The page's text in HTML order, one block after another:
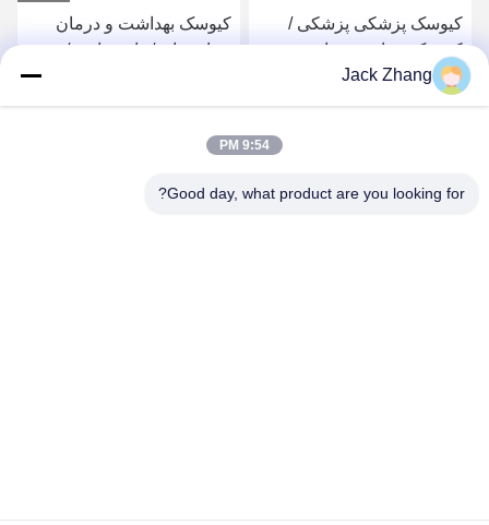
کیوسک پزشکی پزشکی /
کیوسک بهداشتی برای
بیمارستان ، کیوسک سلف
سرویس توسط LKS
بهترین قیمت را دریافت کنید
کیوسک بهداشت و درمان
بیمارستان / داروسازی /
MDD و USA FDCA
توسط LKS
بهترین قیمت را دریافت کنید
Jack Zhang
9:54 PM
Good day, what product are you looking for?